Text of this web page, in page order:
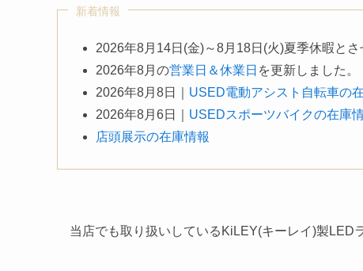
新着情報
2026年8月14日(金)～8月18日(火)夏季休暇とさ
2026年8月の営業日＆休業日 を更新しました。
2026年8月8日｜ USED電動アシスト自転車の
2026年8月6日｜ USEDスポーツバイクの在庫
店頭展示の在庫情報
当店でも取り扱いしているKiLEY(キーレイ)製LED